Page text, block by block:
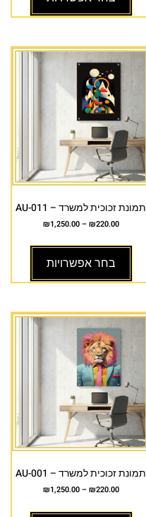
תמונת זכוכית למשרד – AU-011
₪220.00
–
₪1,250.00
בחר אפשרויות
תמונת זכוכית למשרד – AU-001
₪220.00
–
₪1,250.00